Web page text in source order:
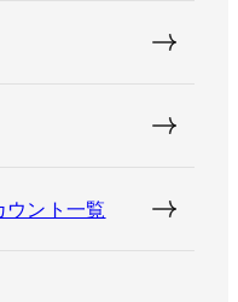
ント一覧